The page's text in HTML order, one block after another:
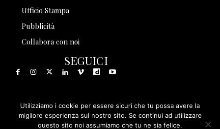
Ufficio Stampa
Pubblicità
Collabora con noi
SEGUICI
© 1999 - 2025 Storia in Rete Srl - Tutti i diritti riservati - P.
IVA 08570971005
Utilizziamo i cookie per essere sicuri che tu possa avere la
migliore esperienza sul nostro sito. Se continui ad utilizzare
questo sito noi assumiamo che tu ne sia felice.